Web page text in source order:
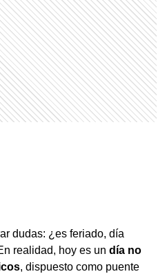
dudas: ¿es feriado, día
realidad, hoy es un día no
, dispuesto como puente